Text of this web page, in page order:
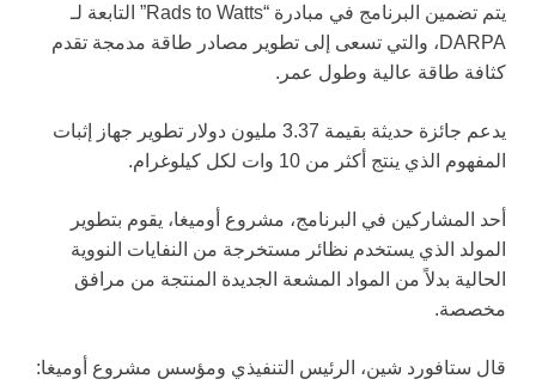
يتم تضمين البرنامج في مبادرة “Rads to Watts” التابعة لـ
DARPA، والتي تسعى إلى تطوير مصادر طاقة مدمجة تقدم
كثافة طاقة عالية وطول عمر.
يدعم جائزة حديثة بقيمة 3.37 مليون دولار تطوير جهاز إثبات
المفهوم الذي ينتج أكثر من 10 وات لكل كيلوغرام.
أحد المشاركين في البرنامج، مشروع أوميغا، يقوم بتطوير
المولد الذي يستخدم نظائر مستخرجة من النفايات النووية
الحالية بدلاً من المواد المشعة الجديدة المنتجة من مرافق
مخصصة.
قال ستافورد شين، الرئيس التنفيذي ومؤسس مشروع أوميغا: